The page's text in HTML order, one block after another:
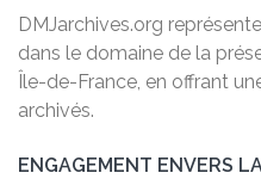
DMJarchives.org
dans le domaine de la
Île-de-France, en offrant
archivés.
ENGAGEMENT ENVERS